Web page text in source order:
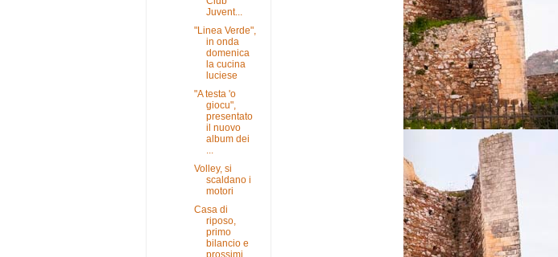
Juvent...
"Linea Verde",
in onda
domenica
la cucina
luciese
"A testa 'o
giocu",
presentato
il nuovo
album dei
...
Volley, si
scaldano i
motori
Casa di
riposo,
primo
bilancio e
prossimi